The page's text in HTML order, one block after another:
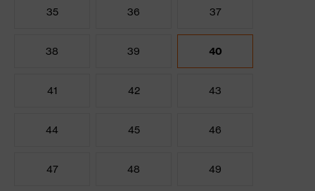
35 36 37
38 39 40
41 42 43
44 45 46
47 48 49